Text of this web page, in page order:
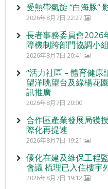
受熱帶氣旋 “白海豚
2026年8月7日 22:27
長者事務委員會2026
障機制跨部門協調小
2026年8月7日 20:41
“活力社區 – 體育健康
望洋眺望台及綠楊花
訊推廣
2026年8月7日 20:00
合作區產業發展局獲
際化再提速
2026年8月7日 19:21
優化在建及維保工程
會議 梳理已入住樓宇
2026年8月7日 19:12